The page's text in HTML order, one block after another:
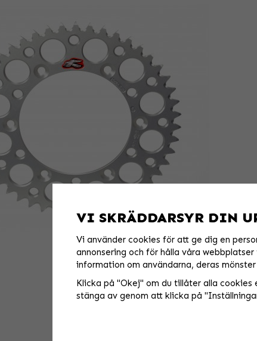
VI SKRÄDDARSYR DIN
Vi använder cookies för att ge dig en
annonsering och för hålla våra
information om användarna, deras
Klicka på "Okej" om du tillåter alla
stänga av genom att klicka på